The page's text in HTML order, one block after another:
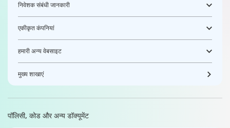
निवेशक संबंधी जानकारी
एकीकृत कंपनियां
हमारी अन्य वेबसाइट
मुख्य शाखाएं
पॉलिसी, कोड और अन्य डॉक्यूमेंट